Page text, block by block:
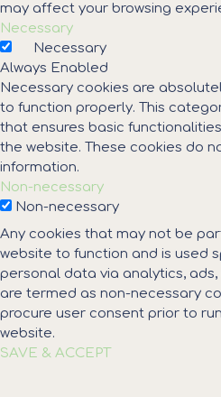
may affect your browsing
Necessary
Necessary
Always Enabled
Necessary cookies are
to function properly. This
that ensures basic
the website. These cookies do
information.
Non-necessary
Non-necessary
Any cookies that may not be
website to function and is used
personal data via analytics,
are termed as non-necessary
procure user consent prior to
website.
SAVE & ACCEPT